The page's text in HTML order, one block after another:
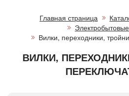
Главная страница
Вилки, переходники,
ВИЛКИ,